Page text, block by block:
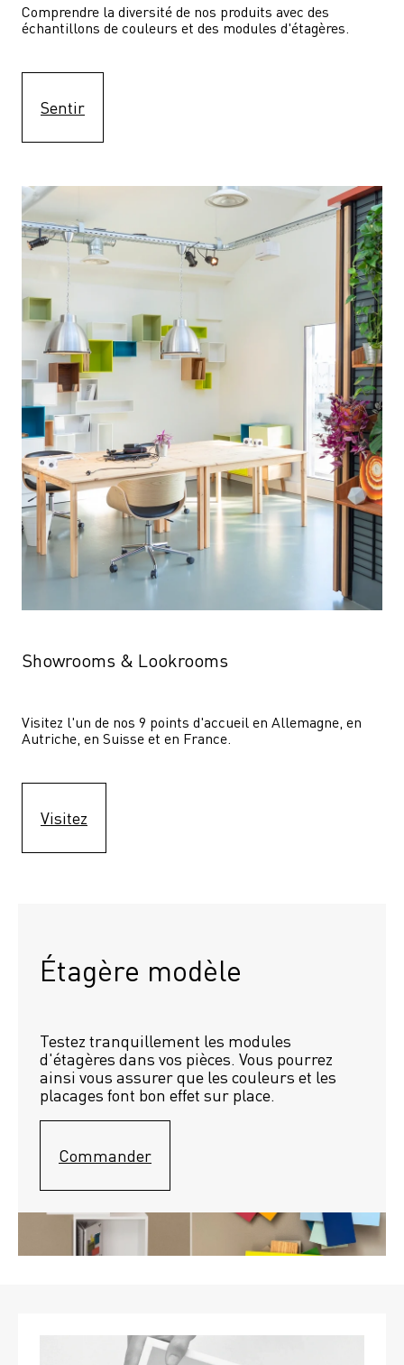
Comprendre la diversité de nos produits avec des
échantillons de couleurs et des modules d'étagères.
Sentir
Showrooms & Lookrooms
Visitez l'un de nos 9 points d'accueil en Allemagne, en
Autriche, en Suisse et en France.
Visitez
Étagère modèle
Testez tranquillement les modules
d'étagères dans vos pièces. Vous pourrez
ainsi vous assurer que les couleurs et les
placages font bon effet sur place.
Commander